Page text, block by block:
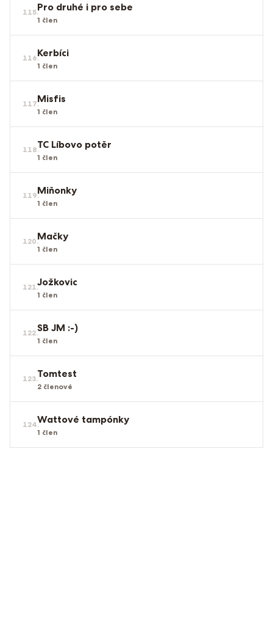
115.Pro druhé i pro sebe
1 člen
116.Kerbíci
1 člen
117.Misfis
1 člen
118.TC Líbovo potěr
1 člen
119.Miňonky
1 člen
120.Mačky
1 člen
121.Jožkovic
1 člen
122.SB JM :-)
1 člen
123.Tomtest
2 členové
124.Wattové tampónky
1 člen